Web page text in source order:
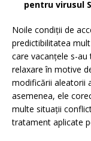
pentru virusul
Noile condiții de
predictibilitatea
care vacanțele s-
relaxare în motive
modificării aleatorii
asemenea, ele
multe situații
tratament aplicate